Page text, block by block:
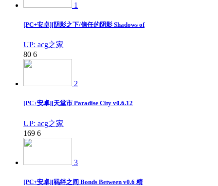
1
[PC+安卓][阴影之下/信任的阴影 Shadows of
UP: acg之家
80 6
2
[PC+安卓][天堂市 Paradise City v0.6.12
UP: acg之家
169 6
3
[PC+安卓][羁绊之间 Bonds Between v0.6 精